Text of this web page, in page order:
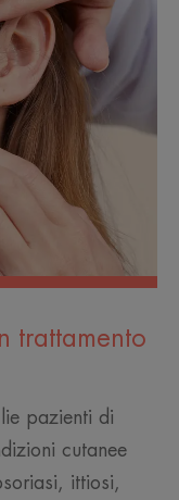
trattamento
pazienti di
cutanee
ittiosi,